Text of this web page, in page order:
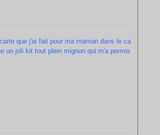
que j'ai fait pour ma maman dans le ca
un joli kit tout plein mignon qui m'a permis